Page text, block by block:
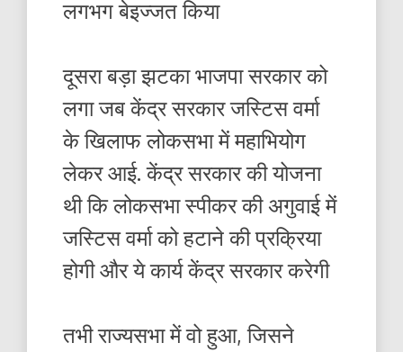
लगभग बेइज्जत किया
दूसरा बड़ा झटका भाजपा सरकार को
लगा जब केंद्र सरकार जस्टिस वर्मा
के खिलाफ लोकसभा में महाभियोग
लेकर आई. केंद्र सरकार की योजना
थी कि लोकसभा स्पीकर की अगुवाई में
जस्टिस वर्मा को हटाने की प्रक्रिया
होगी और ये कार्य केंद्र सरकार करेगी
तभी राज्यसभा में वो हुआ, जिसने